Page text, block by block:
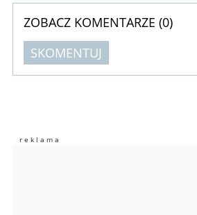
ZOBACZ KOMENTARZE (0)
SKOMENTUJ
Imię (Wymagane)